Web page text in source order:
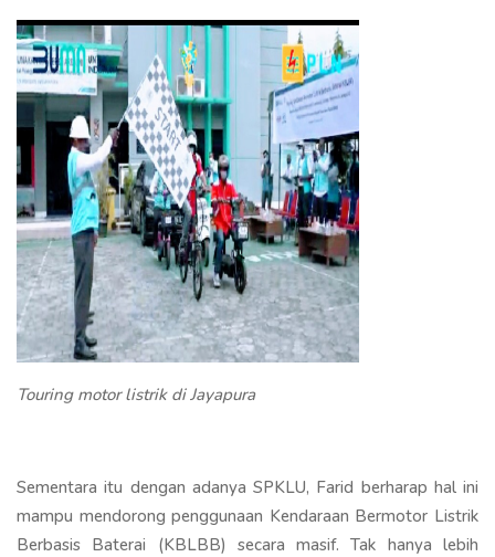
Touring motor listrik di Jayapura
Sementara itu dengan adanya SPKLU, Farid berharap hal ini
mampu mendorong penggunaan Kendaraan Bermotor Listrik
Berbasis Baterai (KBLBB) secara masif. Tak hanya lebih